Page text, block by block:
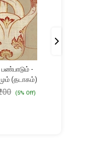
பண்பாடும் -
(தடாகம்)
(5% Off)